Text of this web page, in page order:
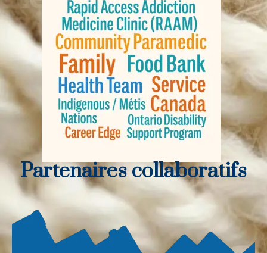
Partenaires collaboratifs